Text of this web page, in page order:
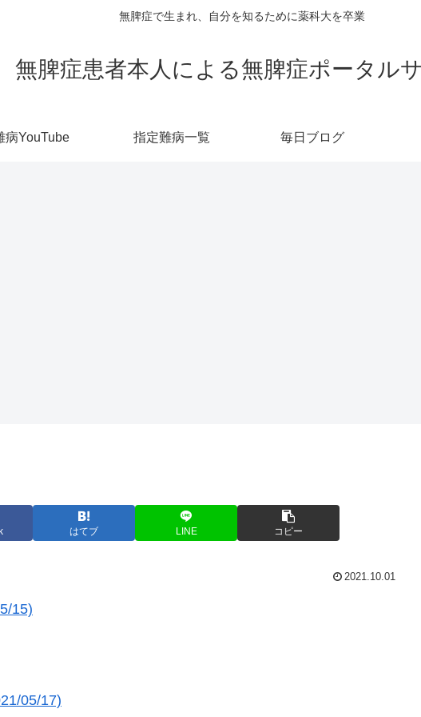
無脾症で生まれ、自分を知るために薬科大を卒業
無脾症患者本人による無脾症ポータル
病YouTube 指定難病一覧 毎日ブログ
はてブ LINE コピー
2021.10.01
15)
05/17)